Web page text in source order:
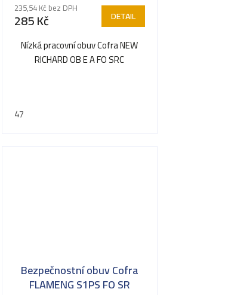
44
235,54 Kč bez DPH
285 Kč DETAIL
Nízká pracovní obuv Cofra NEW
RICHARD OB E A FO SRC
47
Bezpečnostní obuv Cofra
FLAMENG S1PS FO SR